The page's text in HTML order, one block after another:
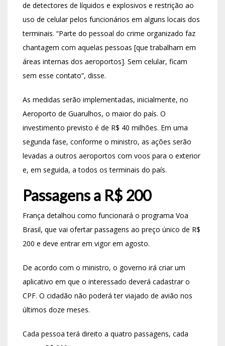
de detectores de líquidos e explosivos e restrição ao
uso de celular pelos funcionários em alguns locais dos
terminais. “Parte do pessoal do crime organizado faz
chantagem com aquelas pessoas [que trabalham em
áreas internas dos aeroportos]. Sem celular, ficam
sem esse contato”, disse.
As medidas serão implementadas, inicialmente, no
Aeroporto de Guarulhos, o maior do país. O
investimento previsto é de R$ 40 milhões. Em uma
segunda fase, conforme o ministro, as ações serão
levadas a outros aeroportos com voos para o exterior
e, em seguida, a todos os terminais do país.
Passagens a R$ 200
França detalhou como funcionará o programa Voa
Brasil, que vai ofertar passagens ao preço único de R$
200 e deve entrar em vigor em agosto.
De acordo com o ministro, o governo irá criar um
aplicativo em que o interessado deverá cadastrar o
CPF. O cidadão não poderá ter viajado de avião nos
últimos doze meses.
Cada pessoa terá direito a quatro passagens, cada